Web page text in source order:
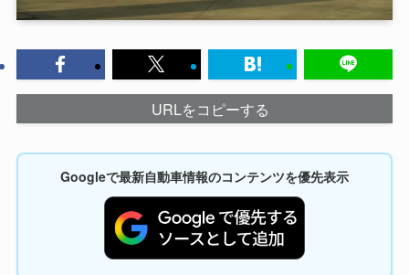
URLをコピーする
Googleで最新自動車情報のコンテンツを優先表示